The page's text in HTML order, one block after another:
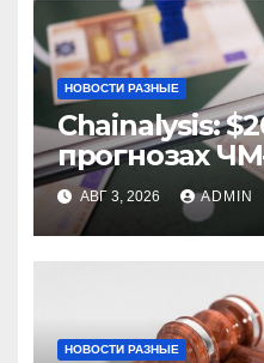
НОВОСТИ РАЗНЫЕ
Chainalysis:
прогнозах
из них
АВГ 3, 2026 ADMIN
НОВОСТИ РАЗНЫЕ